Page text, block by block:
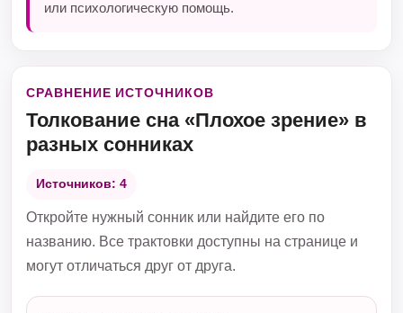
или психологическую помощь.
СРАВНЕНИЕ ИСТОЧНИКОВ
Толкование сна «Плохое зрение» в
разных сонниках
Источников: 4
Откройте нужный сонник или найдите его по
названию. Все трактовки доступны на странице и
могут отличаться друг от друга.